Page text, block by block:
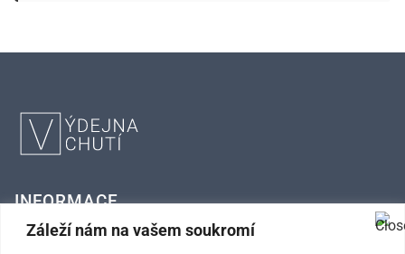
Záleží nám na vašem soukromí
INFORMACE